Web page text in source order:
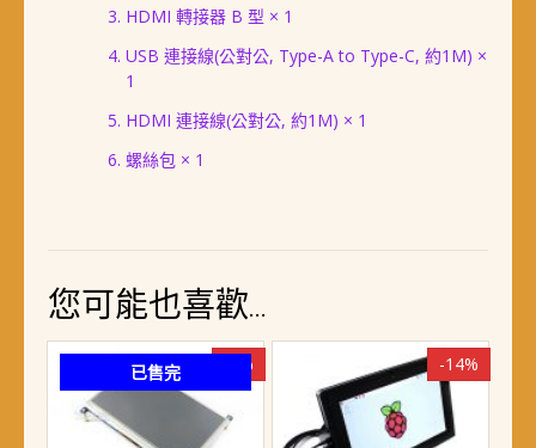
HDMI 轉接器 B 型 × 1
USB 連接線(公對公, Type-A to Type-C, 約1M) ×
1
HDMI 連接線(公對公, 約1M) × 1
螺絲包 × 1
您可能也喜歡…
已售完 -5% -14%